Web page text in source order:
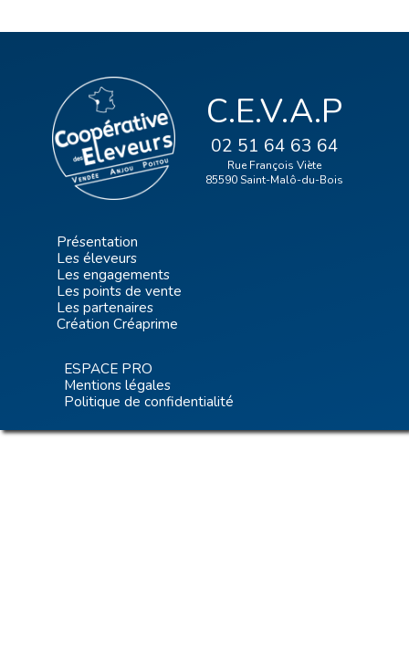
C.E.V.A.P
02 51 64 63 64
Rue François Viète
85590 Saint-Malô-du-Bois
Présentation
Les éleveurs
Les engagements
Les points de vente
Les partenaires
Création Créaprime
ESPACE PRO
Mentions légales
Politique de confidentialité